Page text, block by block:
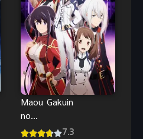
Maou Gakuin
no
Futekigousha
7.3